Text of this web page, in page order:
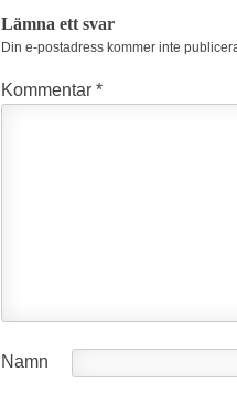
Lämna ett svar
Din e-postadress kommer inte
Kommentar *
Namn